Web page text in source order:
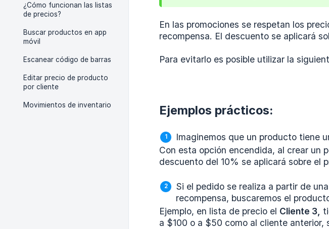
¿Cómo funcionan las listas
de precios?
Buscar productos en app
móvil
Escanear código de barras
Editar precio de producto
por cliente
Movimientos de inventario
En las promociones se respetan los
recompensa. El descuento se aplicará
Para evitarlo es posible utilizar la
Ejemplos prácticos:
Imaginemos que un producto tiene
Con esta opción encendida, al crear un
descuento del 10% se aplicará sobre el
Si el pedido se realiza a partir de
recompensa, buscaremos el
Ejemplo, en lista de precio el Cliente 3,
a $100 o a $50 como al cliente